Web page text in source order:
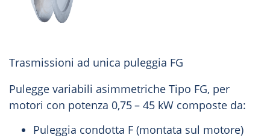
Trasmissioni ad unica puleggia FG
Pulegge variabili asimmetriche Tipo FG, per
motori con potenza 0,75 – 45 kW composte da:
Puleggia condotta F (montata sul motore)